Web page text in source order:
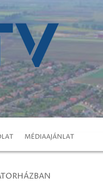
MÉDIAAJÁNLAT